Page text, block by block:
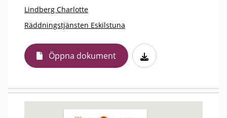
Lindberg Charlotte
Räddningstjänsten Eskilstuna
Öppna dokument